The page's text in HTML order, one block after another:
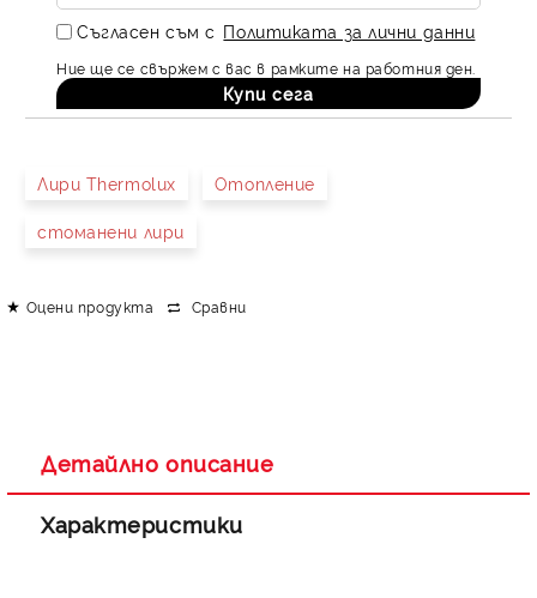
Съгласен съм с Политиката за лични данни
Ние ще се свържем с вас в рамките на работния ден.
Лири Thermolux Отопление
стоманени лири
Оцени продукта Сравни
Детайлно описание
Характеристики